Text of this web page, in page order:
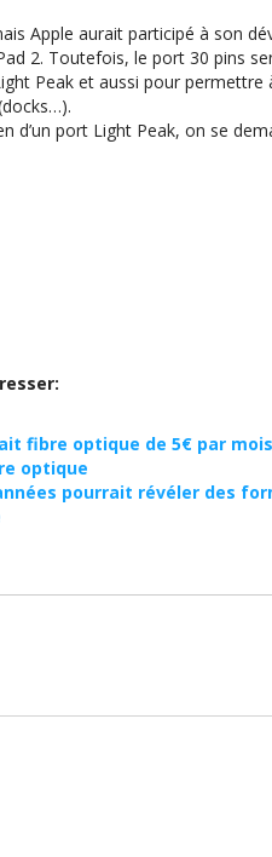
Apple aurait participé à son
2. Toutefois, le port 30 pins
Peak et aussi pour permettre
d’un port Light Peak, on se
fibre optique de 5€ par mois
optique
pourrait révéler des